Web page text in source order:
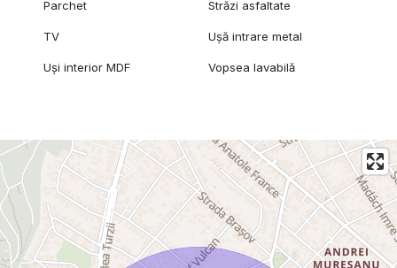
Parchet Străzi asfaltate
TV Ușă intrare metal
Uși interior MDF Vopsea lavabilă